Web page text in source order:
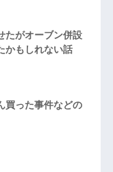
たがオーブン併設
かもしれない話
買った事件などの